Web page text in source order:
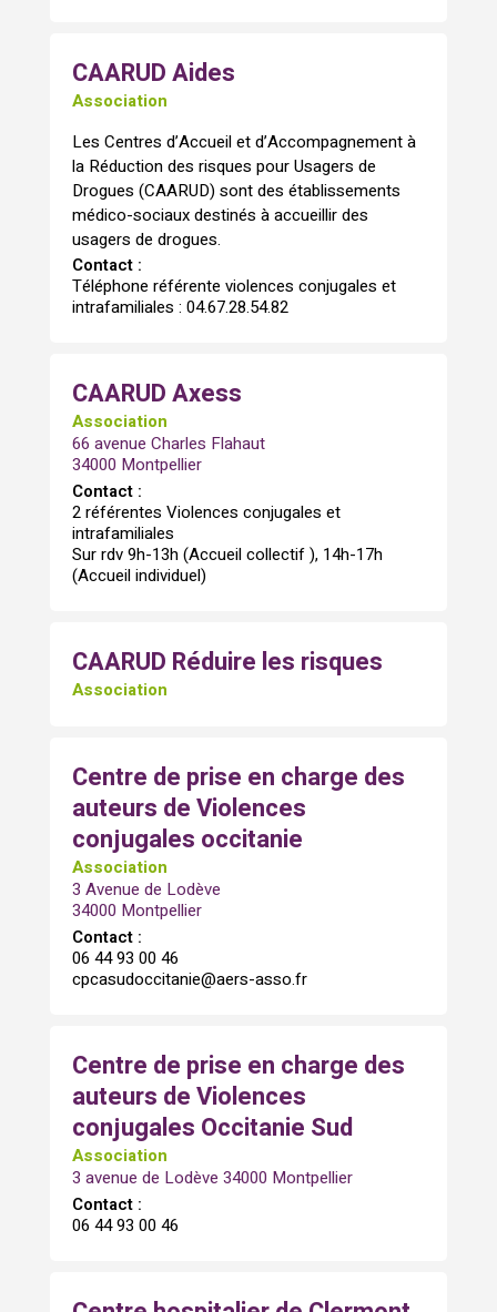
CAARUD Aides
Association
Les Centres d’Accueil et d’Accompagnement à
la Réduction des risques pour Usagers de
Drogues (CAARUD) sont des établissements
médico-sociaux destinés à accueillir des
usagers de drogues.
Contact :
Téléphone référente violences conjugales et
intrafamiliales : 04.67.28.54.82
CAARUD Axess
Association
66 avenue Charles Flahaut
34000 Montpellier
Contact :
2 référentes Violences conjugales et
intrafamiliales
Sur rdv 9h-13h (Accueil collectif ), 14h-17h
(Accueil individuel)
CAARUD Réduire les risques
Association
Centre de prise en charge des
auteurs de Violences
conjugales occitanie
Association
3 Avenue de Lodève
34000 Montpellier
Contact :
06 44 93 00 46
cpcasudoccitanie@aers-asso.fr
Centre de prise en charge des
auteurs de Violences
conjugales Occitanie Sud
Association
3 avenue de Lodève 34000 Montpellier
Contact :
06 44 93 00 46